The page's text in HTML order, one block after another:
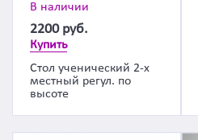
В наличии
2200 руб.
Купить
Стол ученический 2-х
местный регул. по
высоте